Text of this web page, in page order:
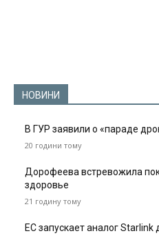
НОВИНИ
В ГУР заявили о «параде
20 години тому
Дорофеева встревожила
здоровье
21 годину тому
ЕС запускает аналог Starlink